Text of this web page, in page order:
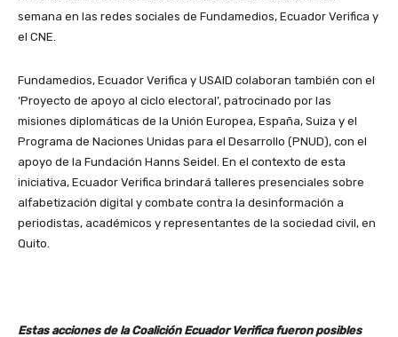
semana en las redes sociales de Fundamedios, Ecuador Verifica y
el CNE.
Fundamedios, Ecuador Verifica y USAID colaboran también con el
‘Proyecto de apoyo al ciclo electoral’, patrocinado por las
misiones diplomáticas de la Unión Europea, España, Suiza y el
Programa de Naciones Unidas para el Desarrollo (PNUD), con el
apoyo de la Fundación Hanns Seidel. En el contexto de esta
iniciativa, Ecuador Verifica brindará talleres presenciales sobre
alfabetización digital y combate contra la desinformación a
periodistas, académicos y representantes de la sociedad civil, en
Quito.
Estas acciones de la Coalición Ecuador Verifica fueron posibles